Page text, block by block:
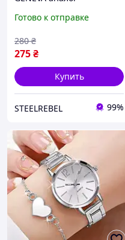
Готово к отправке
275₴
280 ₴
Купить
STEELREBEL 99%